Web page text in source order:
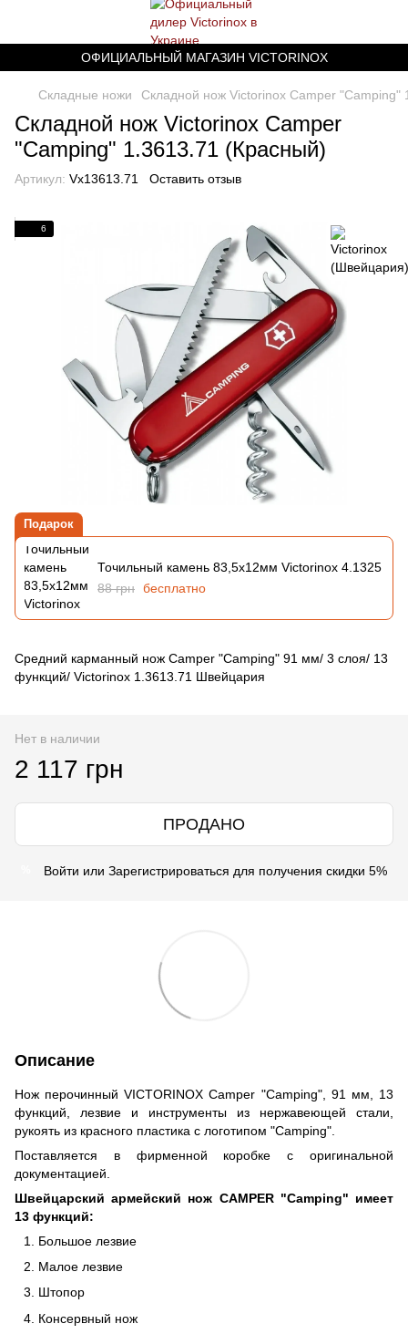
ОФИЦИАЛЬНЫЙ МАГАЗИН VICTORINOX
Складные ножи Складной нож Victorinox Camper "Camping"
Складной нож Victorinox Camper
"Camping" 1.3613.71 (Красный)
Артикул: Vx13613.71 Оставить отзыв
6
Подарок
Точильный камень 83,5х12мм Victorinox 4.1325
88 грн бесплатно
Средний карманный нож Camper "Camping" 91 мм/ 3 слоя/ 13
функций/ Victorinox 1.3613.71 Швейцария
Нет в наличии
2 117 грн
ПРОДАНО
Войти или Зарегистрироваться для получения скидки 5%
Описание
Нож перочинный VICTORINOX Camper "Camping", 91 мм, 13
функций, лезвие и инструменты из нержавеющей стали,
рукоять из красного пластика с логотипом "Camping".
Поставляется в фирменной коробке с оригинальной
документацией.
Швейцарский армейский нож CAMPER "Camping" имеет
13 функций:
Большое лезвие
Малое лезвие
Штопор
Консервный нож